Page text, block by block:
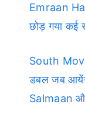
Emraan
छोड़ गया कई
South
डबल जब
Salmaan